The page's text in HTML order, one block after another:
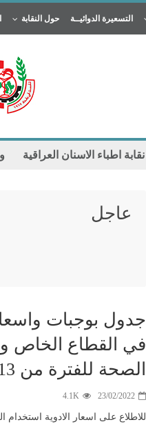
التسعيرة الدوائيــة حول النقابة
نقابة اطباء الاسنان العراقية
عاجل
جدول بوجبات
في القطاع الخاص
الصحة للفترة من 13-9-2021 ولغاية 31-12-2021
23/02/2022
4.1K
للاطلاع على اسعار الادوية استخدام